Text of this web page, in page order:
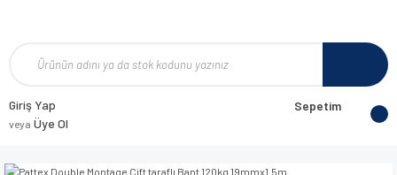
Giriş Yap
veya Üye Ol
Sepetim